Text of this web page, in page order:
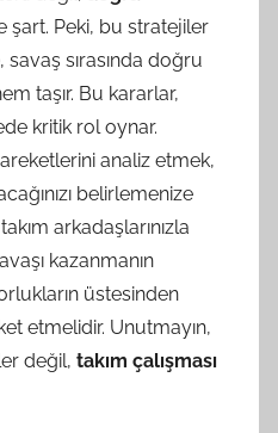
şart. Peki, bu stratejiler
sırasında doğru
taşır. Bu kararlar,
kritik rol oynar.
analiz etmek,
belirlemenize
arkadaşlarınızla
kazanmanın
üstesinden
etmelidir. Unutmayın,
değil, takım çalışması